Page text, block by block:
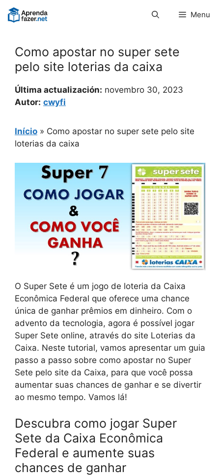
Pular
para
Menu
Como apostar no super sete
pelo site loterias da caixa
Última actualización: novembro 30, 2023
Autor: cwyfi
Início » Como apostar no super sete pelo site
loterias da caixa
O Super Sete é um jogo de loteria da Caixa
Econômica Federal que oferece uma chance
única de ganhar prêmios em dinheiro. Com o
advento da tecnologia, agora é possível jogar
Super Sete online, através do site Loterias da
Caixa. Neste tutorial, vamos apresentar um guia
passo a passo sobre como apostar no Super
Sete pelo site da Caixa, para que você possa
aumentar suas chances de ganhar e se divertir
ao mesmo tempo. Vamos lá!
Descubra como jogar Super
Sete da Caixa Econômica
Federal e aumente suas
chances de ganhar